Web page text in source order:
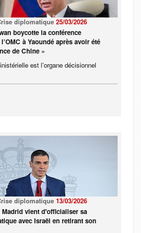
diplomatique 25/03/2026
boycotte la conférence
à Yaoundé après avoir été
de Chine »
est l’organe décisionnel
diplomatique 13/03/2026
Madrid vient d'officialiser sa
avec Israël en retirant son